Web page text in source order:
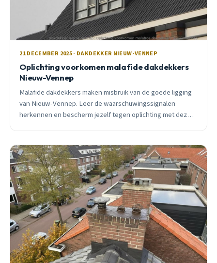
21 DECEMBER 2025 · DAKDEKKER NIEUW-VENNEP
Oplichting voorkomen malafide dakdekkers
Nieuw-Vennep
Malafide dakdekkers maken misbruik van de goede ligging
van Nieuw-Vennep. Leer de waarschuwingssignalen
herkennen en bescherm jezelf tegen oplichting met deze